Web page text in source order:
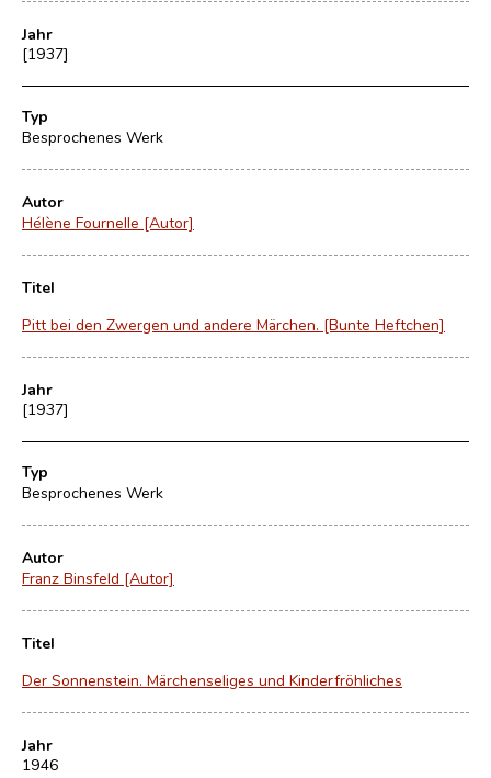
Jahr
[1937]
Typ
Besprochenes Werk
Autor
Hélène Fournelle [Autor]
Titel
Pitt bei den Zwergen und andere Märchen. [Bunte Heftchen]
Jahr
[1937]
Typ
Besprochenes Werk
Autor
Franz Binsfeld [Autor]
Titel
Der Sonnenstein. Märchenseliges und Kinderfröhliches
Jahr
1946